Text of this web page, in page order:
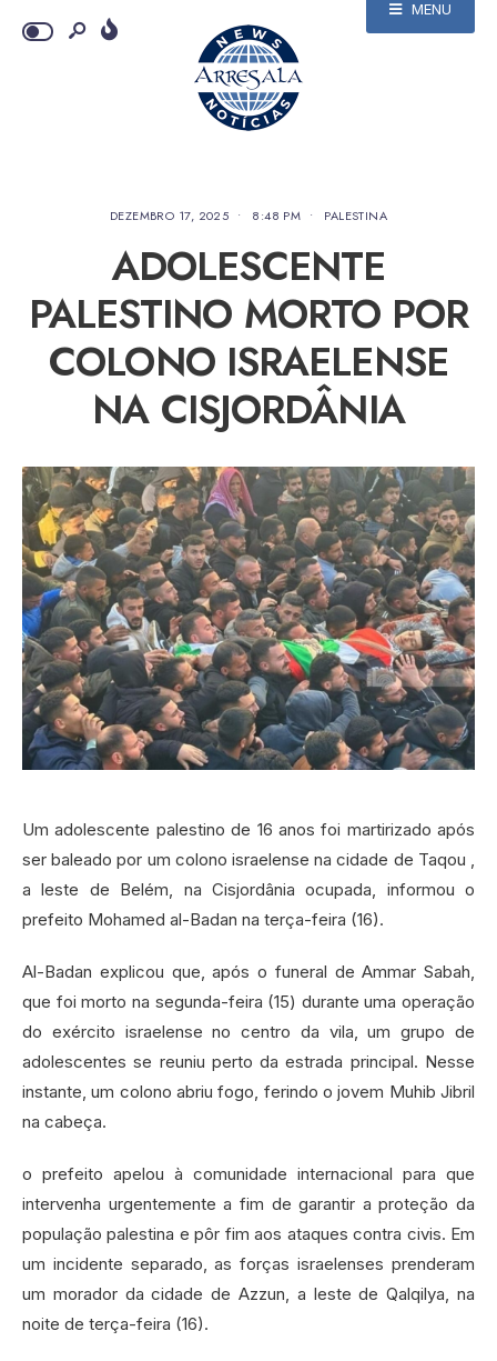
MENU
DEZEMBRO 17, 2025 • 8:48 PM • PALESTINA
ADOLESCENTE
PALESTINO MORTO POR
COLONO ISRAELENSE
NA CISJORDÂNIA
Um adolescente palestino de 16 anos foi martirizado após
ser baleado por um colono israelense na cidade de Taqou ,
a leste de Belém, na Cisjordânia ocupada, informou o
prefeito Mohamed al-Badan na terça-feira (16).
Al-Badan explicou que, após o funeral de Ammar Sabah,
que foi morto na segunda-feira (15) durante uma operação
do exército israelense no centro da vila, um grupo de
adolescentes se reuniu perto da estrada principal. Nesse
instante, um colono abriu fogo, ferindo o jovem Muhib Jibril
na cabeça.
o prefeito apelou à comunidade internacional para que
intervenha urgentemente a fim de garantir a proteção da
população palestina e pôr fim aos ataques contra civis. Em
um incidente separado, as forças israelenses prenderam
um morador da cidade de Azzun, a leste de Qalqilya, na
noite de terça-feira (16).